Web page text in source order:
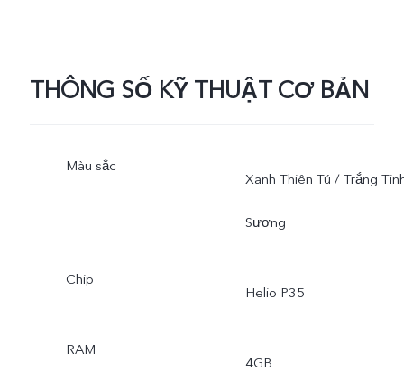
THÔNG SỐ KỸ THUẬT CƠ BẢN
Màu sắc
Xanh Thiên Tú / Trắng
Sương
Chip
Helio P35
RAM
4GB